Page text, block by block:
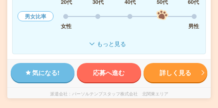
20代
30代 40代 50代
60代
男女比率
女性
男性
もっと見る
気になる! 応募へ進む 詳しく見る
派遣会社 パーソルテンプスタッフ株式会社 北関東エリア